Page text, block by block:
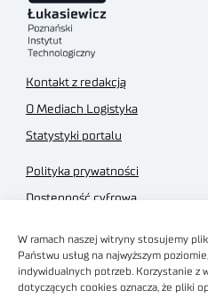
W ramach naszej witryny stosujemy
Państwu usług na najwyższym
indywidualnych potrzeb. Korzystanie z
dotyczących cookies oznacza, że pliki
Kontakt z redakcją
O Mediach Logistyka
Statystyki portalu
Polityka prywatności
Dostępność cyfrowa
Regulamin sklepu